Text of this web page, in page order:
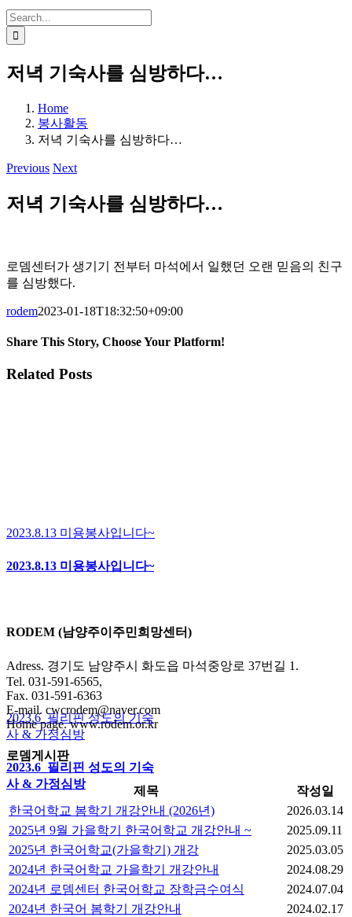
Search
for:
저녁 기숙사를 심방하다…
Home
봉사활동
저녁 기숙사를 심방하다…
Previous Next
저녁 기숙사를 심방하다…
로뎀센터가 생기기 전부터 마석에서 일했던 오랜 믿음의 친구
를 심방했다.
rodem2023-01-18T18:32:50+09:00
Share This Story, Choose Your Platform!
Facebook
WhatsApp
Pinterest
Email
Related Posts
2023.8.13 미용봉사입니다~
2023.8.13 미용봉사입니다~
2023.6_필리핀 성도의 기숙
사 & 가정심방
2023.6_필리핀 성도의 기숙
사 & 가정심방
RODEM (남양주이주민희망센터)
Adress. 경기도 남양주시 화도읍 마석중앙로 37번길 1.
Tel. 031-591-6565,
Fax. 031-591-6363
E-mail. cwcrodem@naver.com
Home page. www.rodem.or.kr
로뎀게시판
제목
작성일
한국어학교 봄학기 개강안내 (2026년)
2026.03.14
2025년 9월 가을학기 한국어학교 개강안내 ~
2025.09.11
2025년 한국어학교(가을학기) 개강
2025.03.05
2024년 한국어학교 가을학기 개강안내
2024.08.29
2024년 로뎀센터 한국어학교 장학금수여식
2024.07.04
2024년 한국어 봄학기 개강안내
2024.02.17